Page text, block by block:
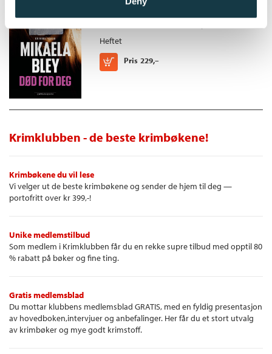
The Killer /Mikaela Bley
Heftet
Pris 229,–
Kjøp
Krimklubben - de beste krimbøkene!
Krimbøkene du vil lese
Vi velger ut de beste krimbøkene og sender de hjem til deg —
portofritt over kr 399,-!
Unike medlemstilbud
Som medlem i Krimklubben får du en rekke supre tilbud med opptil 80
% rabatt på bøker og fine ting.
Gratis medlemsblad
Du mottar klubbens medlemsblad GRATIS, med en fyldig presentasjon
av hovedboken,intervjuer og anbefalinger. Her får du et stort utvalg
av krimbøker og mye godt krimstoff.